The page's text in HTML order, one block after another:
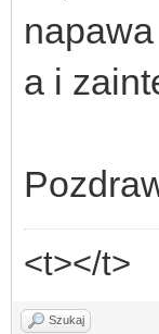
a i
<t></t>
Szukaj